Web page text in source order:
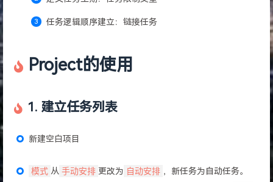
任务逻辑顺序建立：链接任务
Project的使用
1. 建立任务列表
新建空白项目
模式 从 手动安排 更改为 自动安排 ，新任务为自动任务。